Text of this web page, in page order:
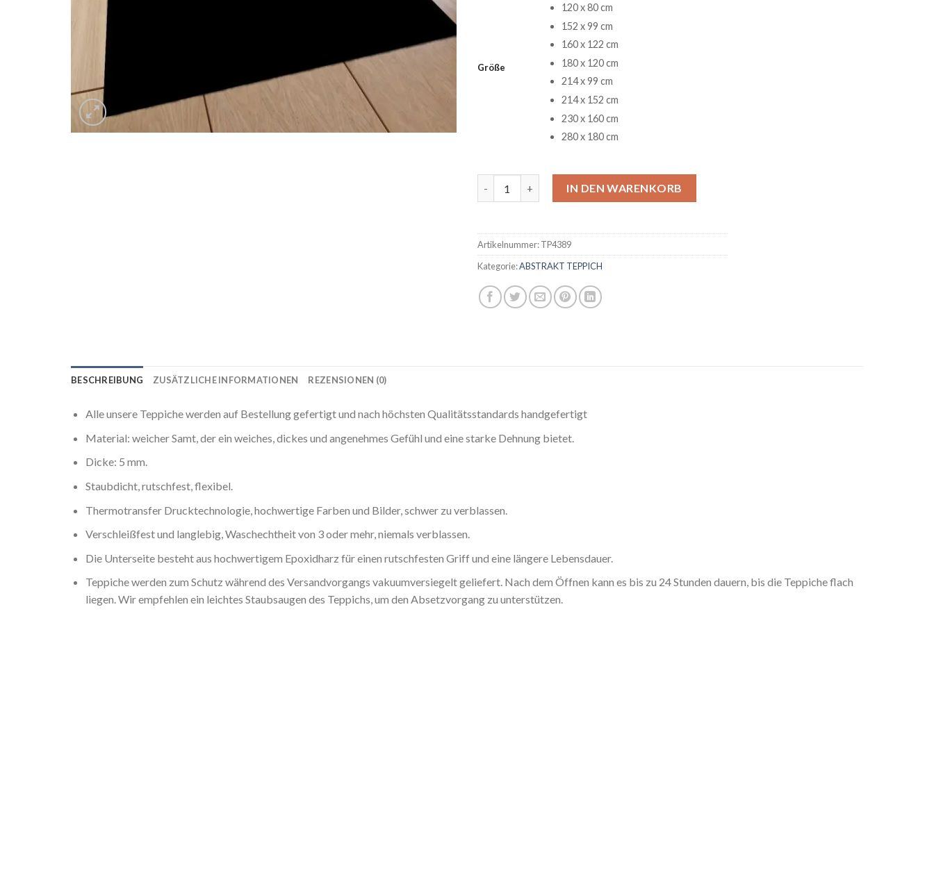
Größe
120 x 80 cm
152 x 99 cm
160 x 122 cm
180 x 120 cm
214 x 99 cm
214 x 152 cm
230 x 160 cm
280 x 180 cm
IN DEN WARENKORB
Artikelnummer:TP4389
Kategorie:ABSTRAKT TEPPICH
BESCHREIBUNG ZUSÄTZLICHE INFORMATIONEN REZENSIONEN (0)
Alle unsere Teppiche werden auf Bestellung gefertigt und nach höchsten Qualitätsstandards handgefertigt
Material: weicher Samt, der ein weiches, dickes und angenehmes Gefühl und eine starke Dehnung bietet.
Dicke: 5 mm.
Staubdicht, rutschfest, flexibel.
Thermotransfer Drucktechnologie, hochwertige Farben und Bilder, schwer zu verblassen.
Verschleißfest und langlebig, Waschechtheit von 3 oder mehr, niemals verblassen.
Die Unterseite besteht aus hochwertigem Epoxidharz für einen rutschfesten Griff und eine längere Lebensdauer.
Teppiche werden zum Schutz während des Versandvorgangs vakuumversiegelt geliefert. Nach dem Öffnen kann es bis zu 24 Stunden dauern, bis die Teppiche flach
liegen. Wir empfehlen ein leichtes Staubsaugen des Teppichs, um den Absetzvorgang zu unterstützen.